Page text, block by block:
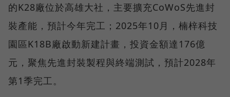
的K28廠位於高雄大社，主要擴充CoWoS先進封
裝產能，預計今年完工；2025年10月，楠梓科技
園區K18B廠啟動新建計畫，投資金額達176億
元，聚焦先進封裝製程與終端測試，預計2028年
第1季完工。